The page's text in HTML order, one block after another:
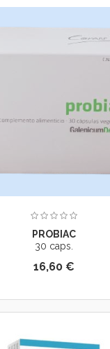
PROBIAC
30 caps.
16,60 €